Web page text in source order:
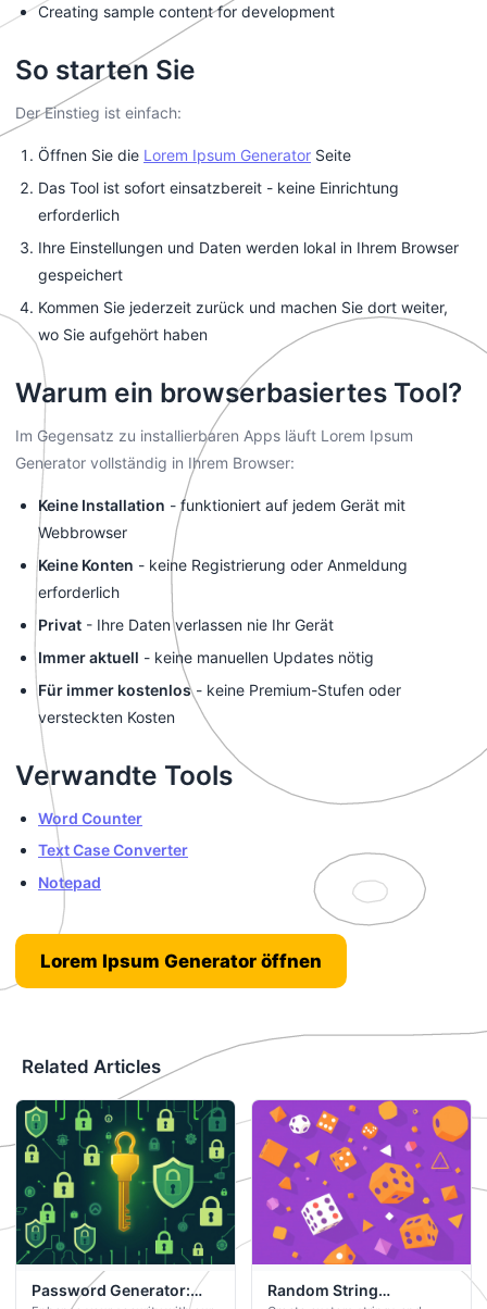
Creating sample content for development
So starten Sie
Der Einstieg ist einfach:
Öffnen Sie die Lorem Ipsum Generator Seite
Das Tool ist sofort einsatzbereit - keine Einrichtung
erforderlich
Ihre Einstellungen und Daten werden lokal in Ihrem Browser
gespeichert
Kommen Sie jederzeit zurück und machen Sie dort weiter,
wo Sie aufgehört haben
Warum ein browserbasiertes Tool?
Im Gegensatz zu installierbaren Apps läuft Lorem Ipsum
Generator vollständig in Ihrem Browser:
Keine Installation - funktioniert auf jedem Gerät mit
Webbrowser
Keine Konten - keine Registrierung oder Anmeldung
erforderlich
Privat - Ihre Daten verlassen nie Ihr Gerät
Immer aktuell - keine manuellen Updates nötig
Für immer kostenlos- keine Premium-Stufen oder
versteckten Kosten
Verwandte Tools
Word Counter
Text Case Converter
Notepad
Lorem Ipsum Generator öffnen
Related Articles
Password Generator:
Random String